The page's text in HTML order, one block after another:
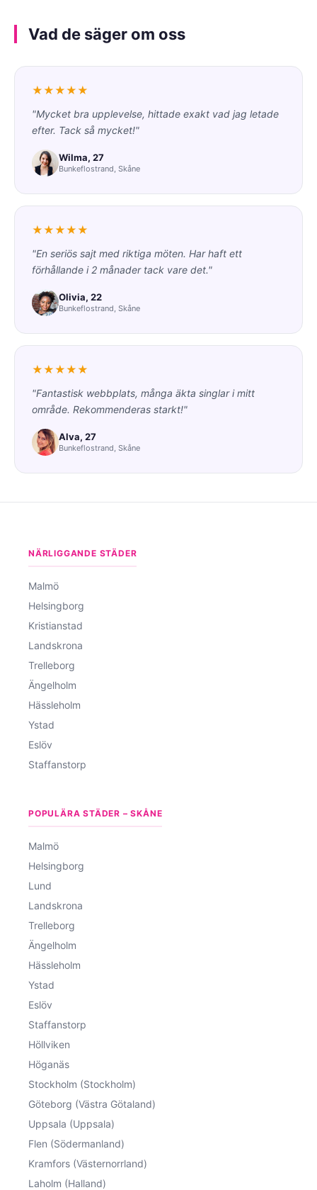
Vad de säger om oss
★★★★★
"Mycket bra upplevelse, hittade exakt vad jag letade
efter. Tack så mycket!"
Wilma, 27
Bunkeflostrand, Skåne
★★★★★
"En seriös sajt med riktiga möten. Har haft ett
förhållande i 2 månader tack vare det."
Olivia, 22
Bunkeflostrand, Skåne
★★★★★
"Fantastisk webbplats, många äkta singlar i mitt
område. Rekommenderas starkt!"
Alva, 27
Bunkeflostrand, Skåne
NÄRLIGGANDE STÄDER
Malmö
Helsingborg
Kristianstad
Landskrona
Trelleborg
Ängelholm
Hässleholm
Ystad
Eslöv
Staffanstorp
POPULÄRA STÄDER – SKÅNE
Malmö
Helsingborg
Lund
Landskrona
Trelleborg
Ängelholm
Hässleholm
Ystad
Eslöv
Staffanstorp
Höllviken
Höganäs
Stockholm (Stockholm)
Göteborg (Västra Götaland)
Uppsala (Uppsala)
Flen (Södermanland)
Kramfors (Västernorrland)
Laholm (Halland)